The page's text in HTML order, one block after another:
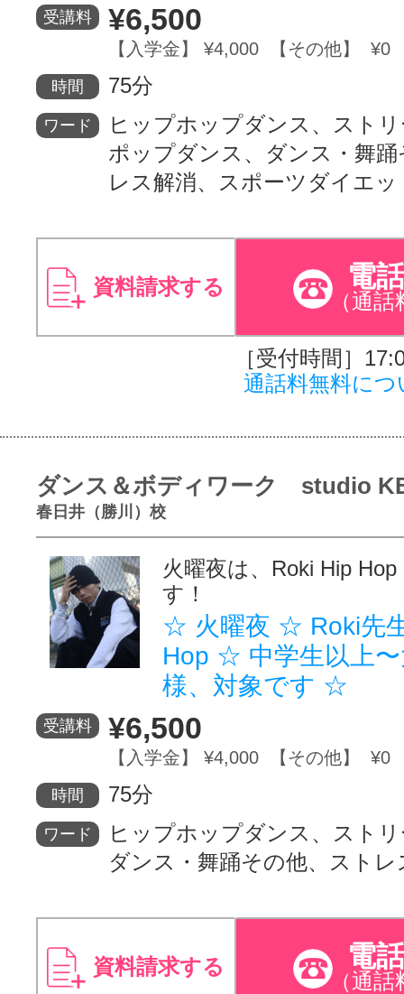
受講料 ¥6,500
【入学金】 ¥4,000 【その他】 ¥0
時間 75分
ワード
ヒップホップダンス、スト
ポップダンス、ダンス・舞
レス解消、スポーツダイエッ
資料請求する 電
（通話
［受付時間］
通話料無料につ
ダンス＆ボディワーク studio
春日井（勝川）校
火曜夜は、Roki Hip
す！
☆ 火曜夜 ☆ Roki先
Hop ☆ 中学生以上
様、対象です ☆
受講料 ¥6,500
【入学金】 ¥4,000 【その他】 ¥0
時間 75分
ワード
ヒップホップダンス、スト
ダンス・舞踊その他、ストレ
資料請求する 電
（通話